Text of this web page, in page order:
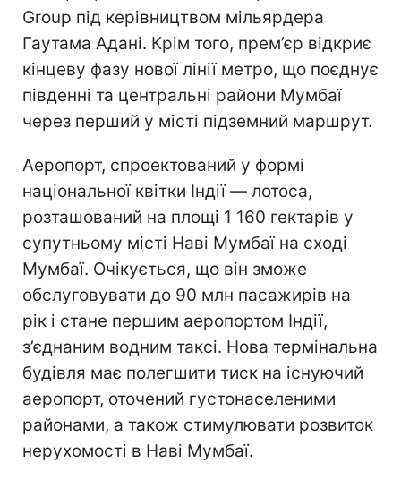
Group під керівництвом мільярдера
Гаутама Адані. Крім того, прем’єр відкриє
кінцеву фазу нової лінії метро, що поєднує
південні та центральні райони Мумбаї
через перший у місті підземний маршрут.
Аеропорт, спроектований у формі
національної квітки Індії — лотоса,
розташований на площі 1 160 гектарів у
супутньому місті Наві Мумбаї на сході
Мумбаї. Очікується, що він зможе
обслуговувати до 90 млн пасажирів на
рік і стане першим аеропортом Індії,
з’єднаним водним таксі. Нова термінальна
будівля має полегшити тиск на існуючий
аеропорт, оточений густонаселеними
районами, а також стимулювати розвиток
нерухомості в Наві Мумбаї.